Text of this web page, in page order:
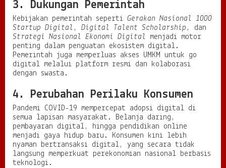
3. Dukungan Pemerintah
Kebijakan pemerintah seperti Gerakan Nasional 1000
Startup Digital , Digital Talent Scholarship , dan
Strategi Nasional Ekonomi Digital menjadi motor
penting dalam penguatan ekosistem digital.
Pemerintah juga memperluas akses UMKM untuk go
digital melalui platform resmi dan kolaborasi
dengan swasta.
4. Perubahan Perilaku Konsumen
Pandemi COVID-19 mempercepat adopsi digital di
semua lapisan masyarakat. Belanja daring,
pembayaran digital, hingga pendidikan online
menjadi gaya hidup baru. Konsumen kini lebih
nyaman bertransaksi digital, yang secara tidak
langsung memperkuat perekonomian nasional berbasis
teknologi.